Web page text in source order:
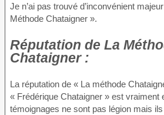
Je n’ai pas trouvé d’inconvénient
Méthode Chataigner ».
Réputation de La
Chataigner :
La réputation de « La méthode
« Frédérique Chataigner » est vraiment
témoignages ne sont pas légion mais